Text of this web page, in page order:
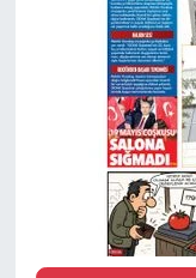
SPOR
11:11 MANŞET